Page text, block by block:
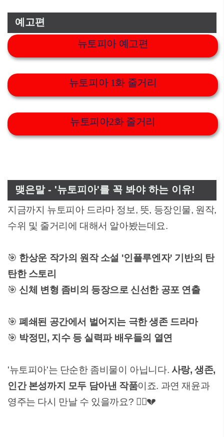
예고편
뉴토피아 예고편
뉴토피아 1화 줄거리
뉴토피아2화 줄거리
맺은말 - '뉴토피아'를 꼭 봐야 하는 이유!
지금까지 뉴토피아 드라마 정보, 뜻, 등장인물, 원작,
수위 및 줄거리에 대해서 알아봤는데요.
🎯 한상운 작가의 원작 소설 '인플루엔자' 기반의 탄
탄한 스토리
🎯 신체 변형 좀비의 등장으로 신선한 공포 연출
🎯폐쇄된 공간에서 벌어지는 극한 생존 드라마
🎯 박정민, 지수 등 실력파 배우들의 열연
'뉴토피아'는 단순한 좀비물이 아닙니다. 사랑, 생존,
인간 본성까지 모두 담아낸 작품이죠. 과연 재윤과
영주는 다시 만날 수 있을까요? 🧟‍♂️💔